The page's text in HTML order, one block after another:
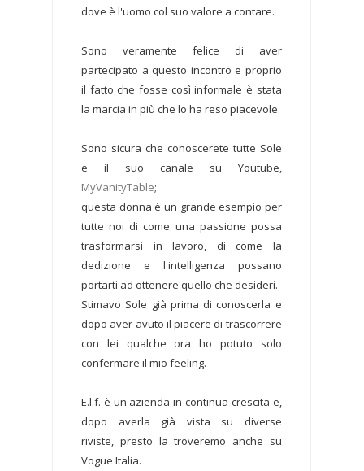
dove è l'uomo col suo valore a contare.
Sono veramente felice di aver
partecipato a questo incontro e proprio
il fatto che fosse così informale è stata
la marcia in più che lo ha reso piacevole.
Sono sicura che conoscerete tutte Sole
e il suo canale su Youtube,
MyVanityTable;
questa donna è un grande esempio per
tutte noi di come una passione possa
trasformarsi in lavoro, di come la
dedizione e l'intelligenza possano
portarti ad ottenere quello che desideri.
Stimavo Sole già prima di conoscerla e
dopo aver avuto il piacere di trascorrere
con lei qualche ora ho potuto solo
confermare il mio feeling.
E.l.f. è un'azienda in continua crescita e,
dopo averla già vista su diverse
riviste, presto la troveremo anche su
Vogue Italia.